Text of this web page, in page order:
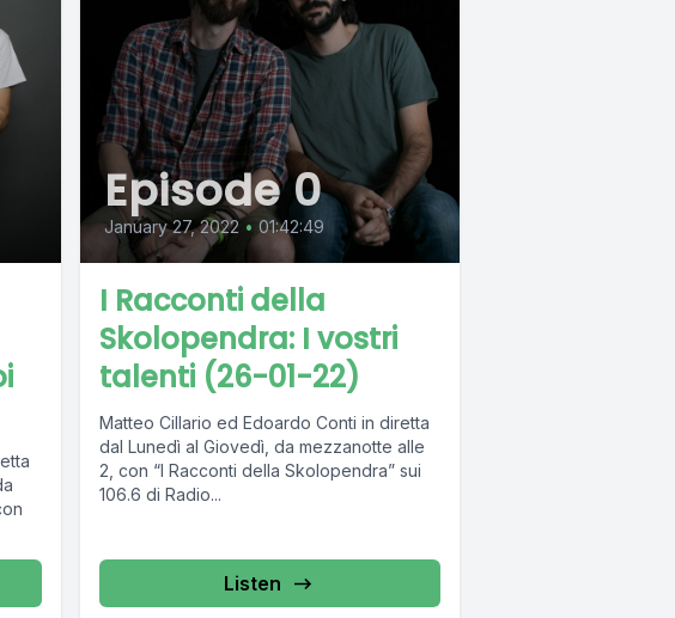
Episode 0
January 27, 2022 • 01:42:49
I Racconti della
Skolopendra: I vostri
talenti (26-01-22)
Matteo Cillario ed Edoardo Conti in diretta
dal Lunedì al Giovedì, da mezzanotte alle
2, con “I Racconti della Skolopendra” sui
106.6 di Radio...
Listen